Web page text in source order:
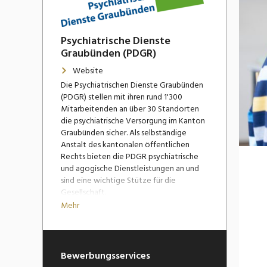
Psychiatrische Dienste
Graubünden (PDGR)
Website
Die Psychiatrischen Dienste Graubünden
(PDGR) stellen mit ihren rund 1'300
Mitarbeitenden an über 30 Standorten
die psychiatrische Versorgung im Kanton
Graubünden sicher. Als selbständige
Anstalt des kantonalen öffentlichen
Rechts bieten die PDGR psychiatrische
und agogische Dienstleistungen an und
sind eine wichtige Stütze für die
Gesellschaft.
Das Behandlungs- und
Krankheitsbilder. Die PDGR führen
Mehr
Bewerbungsservices